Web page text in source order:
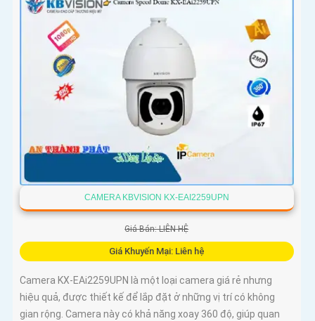
CAMERA KBVISION KX-EAI2259UPN
Giá Bán: LIÊN HỆ
Giá Khuyến Mại: Liên hệ
Camera KX-EAi2259UPN là một loại camera giá rẻ nhưng
hiệu quả, được thiết kế để lắp đặt ở những vị trí có không
gian rộng. Camera này có khả năng xoay 360 độ, giúp quan